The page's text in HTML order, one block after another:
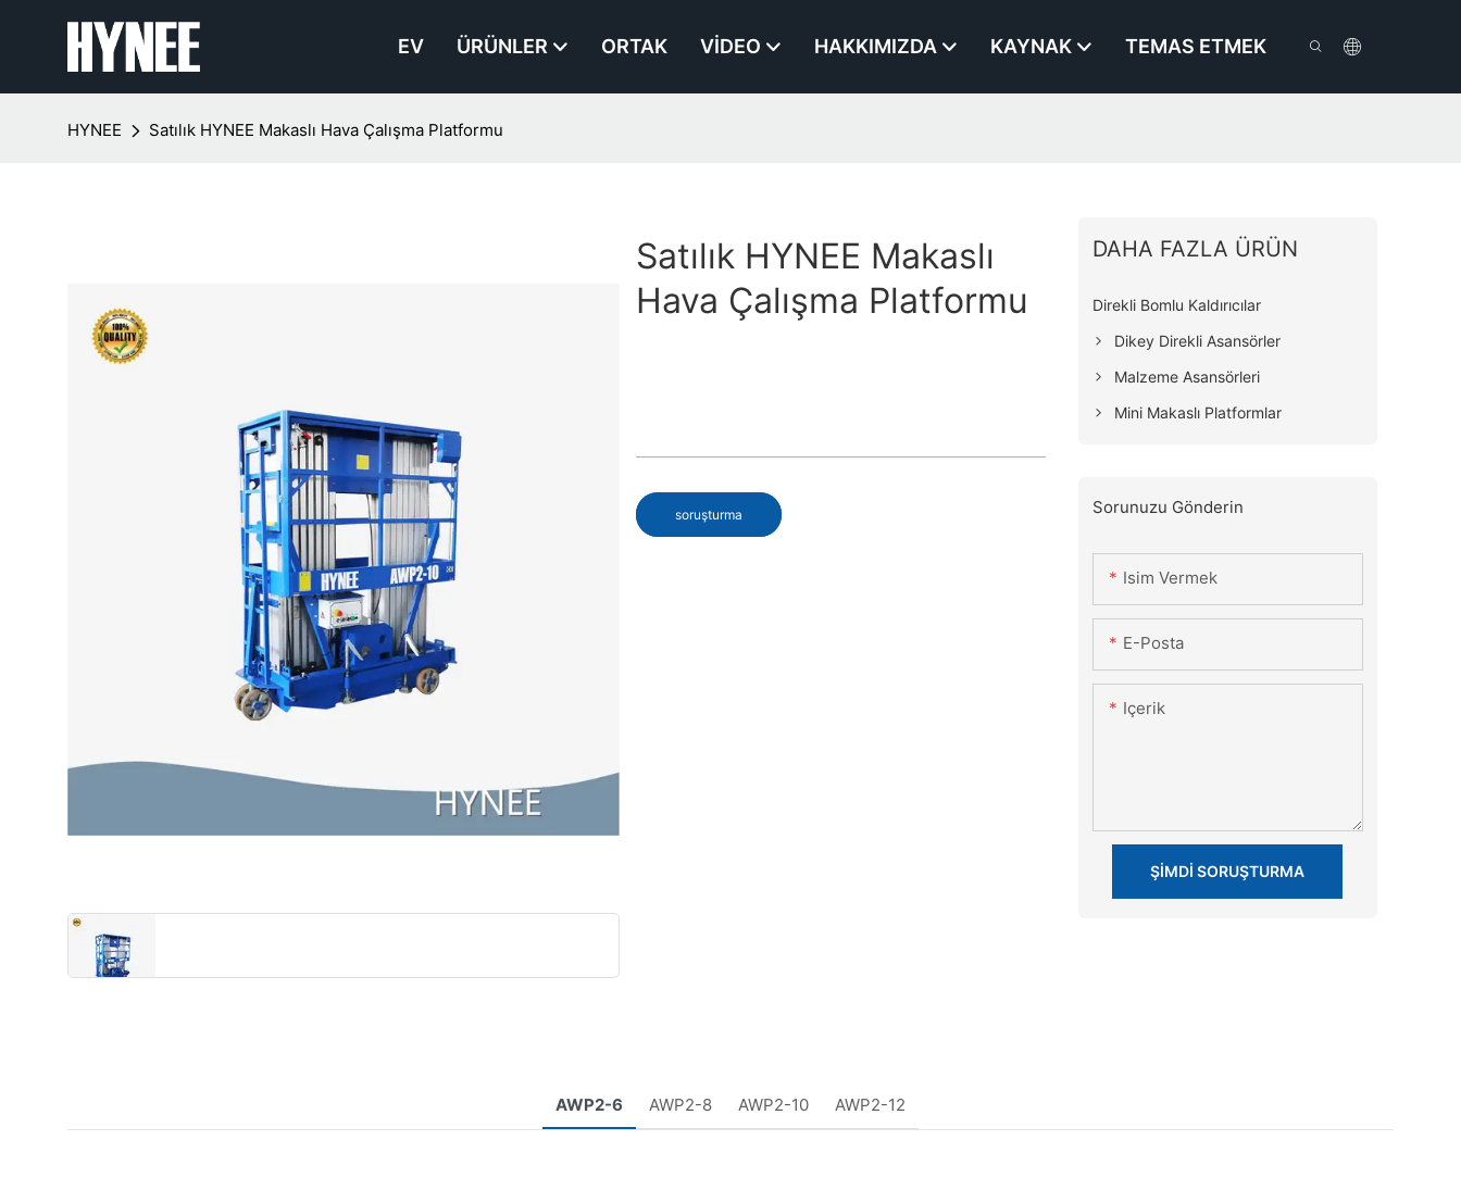
EV ÜRÜNLER ORTAK VIDEO HAKKIMIZDA KAYNAK TEMAS ETMEK
HYNEE Satılık HYNEE Makaslı Hava Çalışma Platformu
Satılık HYNEE Makaslı
Hava Çalışma Platformu
soruşturma
DAHA FAZLA ÜRÜN
Direkli Bomlu Kaldırıcılar
Dikey Direkli Asansörler
Malzeme Asansörleri
Mini Makaslı Platformlar
Sorunuzu Gönderin
Isim Vermek
E-Posta
Içerik
ŞIMDI SORUŞTURMA
AWP2-6 AWP2-8 AWP2-10 AWP2-12